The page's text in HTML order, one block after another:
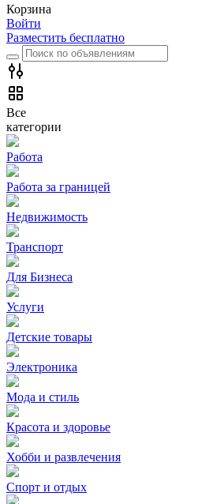
Корзина
Войти
Разместить бесплатно
Все
категории
Работа
Работа за границей
Недвижимость
Транспорт
Для Бизнеса
Услуги
Детские товары
Электроника
Мода и стиль
Красота и здоровье
Хобби и развлечения
Спорт и отдых